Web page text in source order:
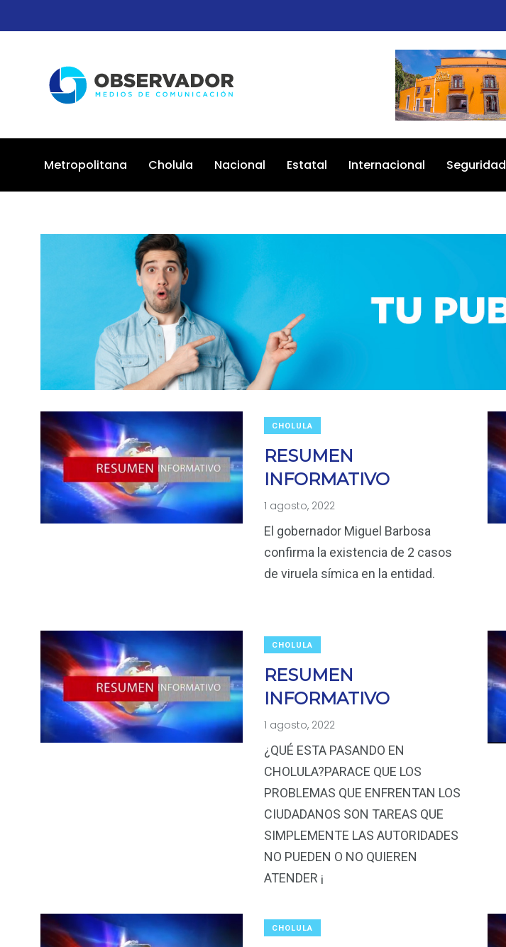
Metropolitana Cholula Nacional Estatal Internacional Seguridad
CHOLULA
RESUMEN
INFORMATIVO
1 agosto, 2022
El gobernador Miguel Barbosa
confirma la existencia de 2 casos
de viruela símica en la entidad.
CHOLULA
RESUMEN
INFORMATIVO
1 agosto, 2022
¿QUÉ ESTA PASANDO EN
CHOLULA?PARACE QUE LOS
PROBLEMAS QUE ENFRENTAN LOS
CIUDADANOS SON TAREAS QUE
SIMPLEMENTE LAS AUTORIDADES
NO PUEDEN O NO QUIEREN
ATENDER ¡
CHOLULA